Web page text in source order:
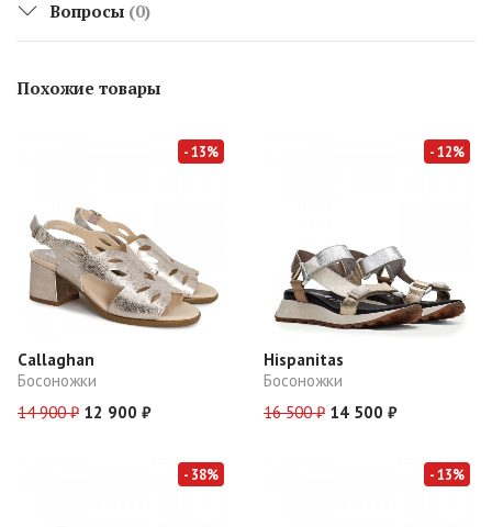
Вопросы (0)
Похожие товары
- 13%
Callaghan
Босоножки
14 900 ₽ 12 900 ₽
- 12%
Hispanitas
Босоножки
16 500 ₽ 14 500 ₽
- 38% - 13%